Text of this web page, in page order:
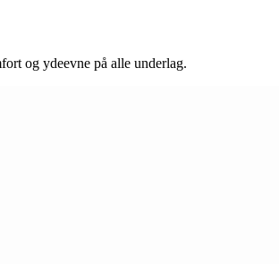
og ydeevne på alle underlag.